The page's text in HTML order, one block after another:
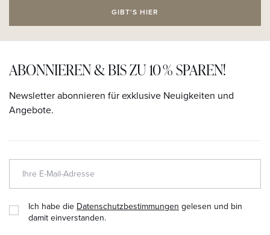
GIBT'S HIER
ABONNIEREN & BIS ZU 10 % SPAREN!
Newsletter abonnieren für exklusive Neuigkeiten und
Angebote.
Ich habe die Datenschutzbestimmungen gelesen und bin
damit einverstanden.